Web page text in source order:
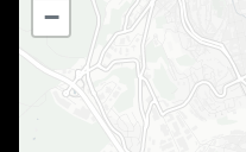
−